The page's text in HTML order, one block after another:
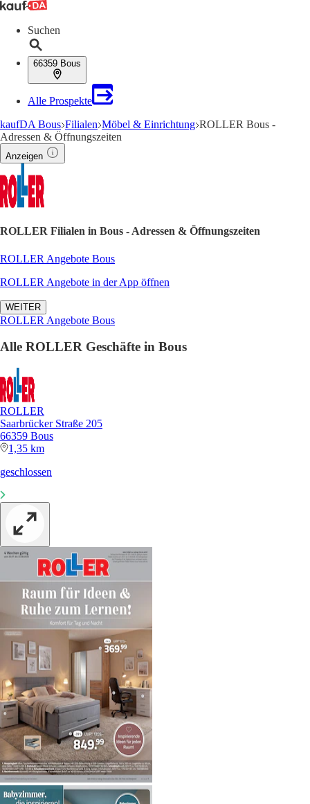
Suchen
66359 Bous
Alle Prospekte
kaufDA Bous Filialen Möbel & Einrichtung ROLLER Bous -
Adressen & Öffnungszeiten
Anzeigen
ROLLER Filialen in Bous - Adressen & Öffnungszeiten
ROLLER Angebote Bous
ROLLER Angebote in der App öffnen
WEITER
ROLLER Angebote Bous
Alle ROLLER Geschäfte in Bous
ROLLER
Saarbrücker Straße 205
66359 Bous
1,35 km
geschlossen